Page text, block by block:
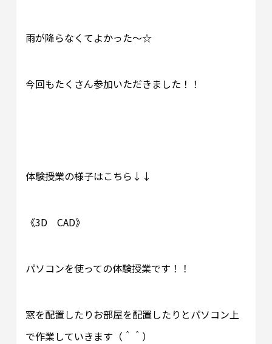
雨が降らなくてよかった～☆
今回もたくさん参加いただきました！！
体験授業の様子はこちら↓↓
《3D CAD》
パソコンを使っての体験授業です！！
窓を配置したりお部屋を配置したりとパソコン上
で作業していきます（＾＾）